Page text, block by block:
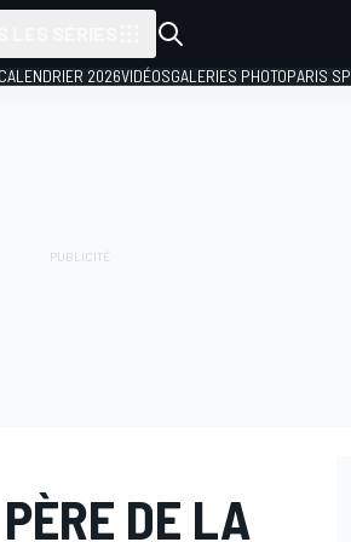
CALENDRIER 2026VIDÉOSGALERIES PHOTOPARIS
DE LA